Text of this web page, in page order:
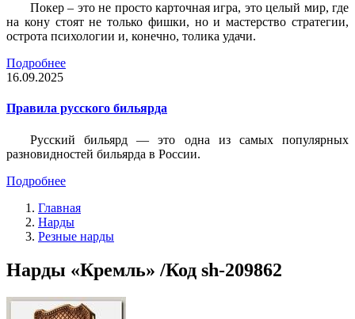
Покер – это не просто карточная игра, это целый мир, где
на кону стоят не только фишки, но и мастерство стратегии,
острота психологии и, конечно, толика удачи.
Подробнее
16.09.2025
Правила русского бильярда
Русский бильярд — это одна из самых популярных
разновидностей бильярда в России.
Подробнее
Главная
Нарды
Резные нарды
Нарды «Кремль» /Код sh-209862